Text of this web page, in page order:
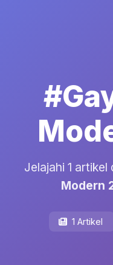
Jelajahi 1 artikel
Modern
1 Artikel